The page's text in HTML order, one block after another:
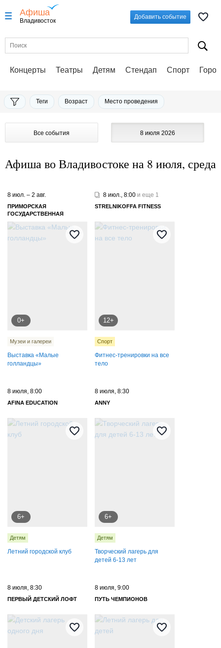
Афиша
Владивосток
Добавить событие
Концерты Театры Детям Стендап Спорт
Теги Возраст Место проведения
Все события 8 июля 2026
Афиша во Владивостоке на 8 июля, среда
8 июл. – 2 авг.
ПРИМОРСКАЯ
ГОСУДАРСТВЕННАЯ
КАРТИННАЯ ГАЛЕРЕЯ
0+
Музеи и галереи
Выставка «Малые
голландцы»
8 июл., 8:00 и еще 1
STRELNIKOFFA FITNESS
12+
Спорт
Фитнес-тренировки на все
тело
8 июля, 8:00
AFINA EDUCATION
6+
Детям
Летний городской клуб
8 июля, 8:30
ANNY
6+
Детям
Творческий лагерь для
детей 6-13 лет
8 июля, 8:30
ПЕРВЫЙ ДЕТСКИЙ ЛОФТ
8 июля, 9:00
ПУТЬ ЧЕМПИОНОВ